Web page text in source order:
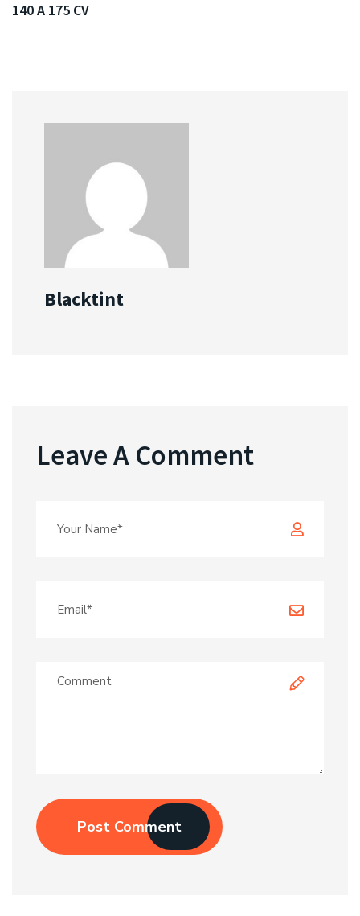
140 A 175 CV
Blacktint
Leave A Comment
Post Comment